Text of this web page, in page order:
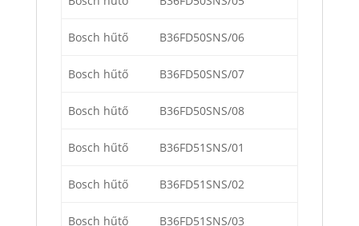
Bosch hűtő B36FD50SNS/06
Bosch hűtő B36FD50SNS/07
Bosch hűtő B36FD50SNS/08
Bosch hűtő B36FD51SNS/01
Bosch hűtő B36FD51SNS/02
Bosch hűtő B36FD51SNS/03